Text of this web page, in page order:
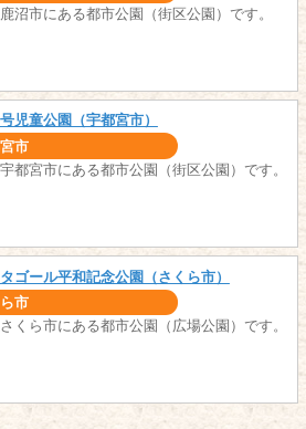
沼市にある都市公園（街区公園）です。
児童公園（宇都宮市）
市
都宮市にある都市公園（街区公園）です。
ゴール平和記念公園（さくら市）
市
くら市にある都市公園（広場公園）です。